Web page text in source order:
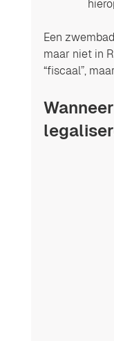
Een
maar niet in
“fiscaal”,